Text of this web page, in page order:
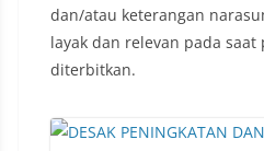
dan/atau keterangan
layak dan relevan pada saat
diterbitkan.